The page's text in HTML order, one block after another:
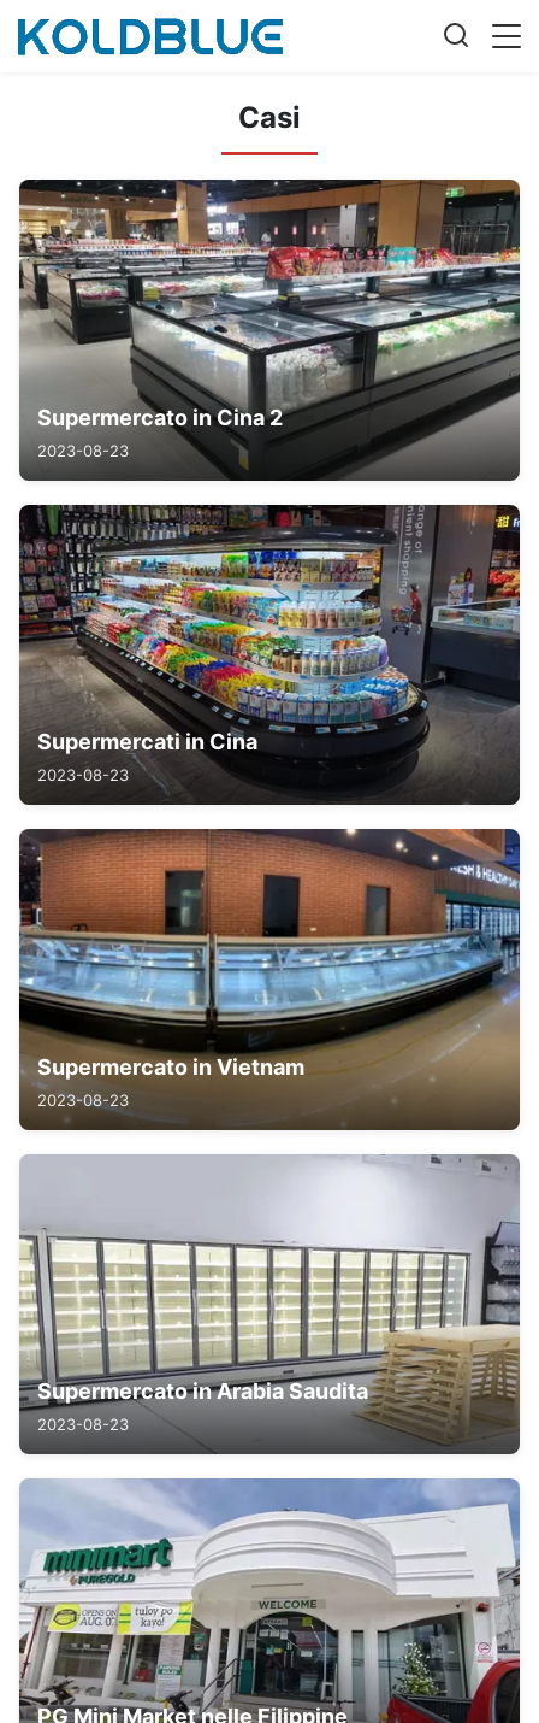
Casi
Supermercato in Cina 2
2023-08-23
Supermercati in Cina
2023-08-23
Supermercato in Vietnam
2023-08-23
Supermercato in Arabia Saudita
2023-08-23
PG Mini Market nelle Filippine